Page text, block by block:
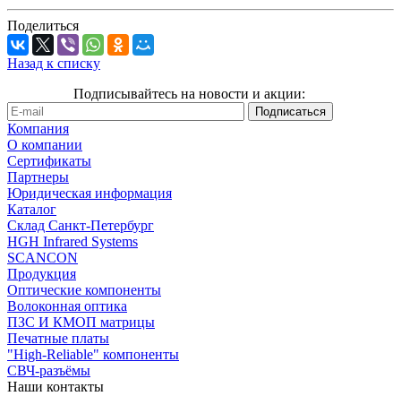
Поделиться
Назад к списку
Подписывайтесь на новости и акции:
Компания
О компании
Сертификаты
Партнеры
Юридическая информация
Каталог
Cклад Санкт-Петербург
HGH Infrared Systems
SCANCON
Продукция
Оптические компоненты
Волоконная оптика
ПЗС И КМОП матрицы
Печатные платы
"High-Reliable" компоненты
СВЧ-разъёмы
Наши контакты